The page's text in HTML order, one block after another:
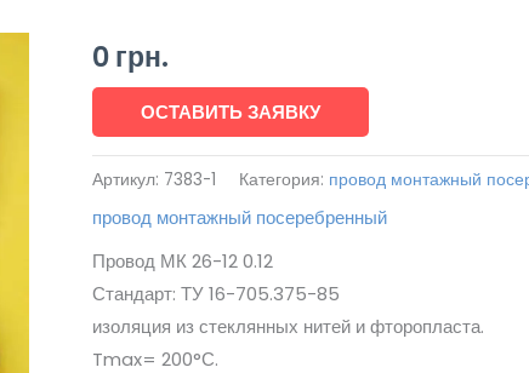
0грн.
ОСТАВИТЬ ЗАЯВКУ
Артикул: 7383-1 Категория: провод монтажный
провод монтажный посеребренный
Провод МК 26-12 0.12
Стандарт: ТУ 16-705.375-85
изоляция из стеклянных нитей и фторопласта.
Tmax= 200°С.